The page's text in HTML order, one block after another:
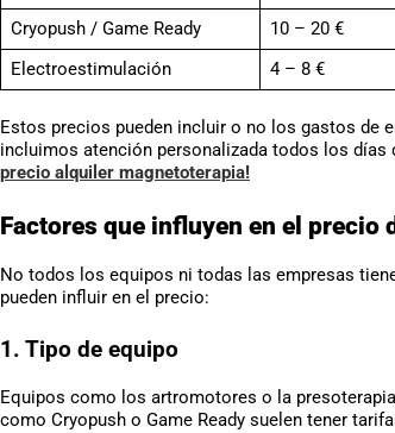
Cryopush / Game Ready
10 – 20 €
Electroestimulación
4 – 8 €
Estos precios pueden incluir o no los gastos de
incluimos atención personalizada todos los
precio alquiler magnetoterapia!
Factores que influyen en el precio
No todos los equipos ni todas las empresas
pueden influir en el precio:
1. Tipo de equipo
Equipos como los artromotores o la
como Cryopush o Game Ready suelen tener